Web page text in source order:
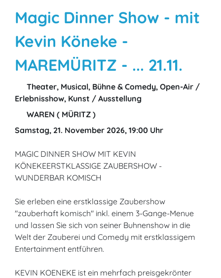
Magic Dinner Show - mit
Kevin Köneke -
MAREMÜRITZ - ... 21.11.
Theater, Musical, Bühne & Comedy, Open-Air /
Erlebnisshow, Kunst / Ausstellung
WAREN ( MÜRITZ )
Samstag, 21. November 2026, 19:00 Uhr
MAGIC DINNER SHOW MIT KEVIN
KÖNEKEERSTKLASSIGE ZAUBERSHOW -
WUNDERBAR KOMISCH
Sie erleben eine erstklassige Zaubershow
"zauberhaft komisch" inkl. einem 3-Gange-Menue
und lassen Sie sich von seiner Buhnenshow in die
Welt der Zauberei und Comedy mit erstklassigem
Entertainment entführen.
KEVIN KOENEKE ist ein mehrfach preisgekrönter